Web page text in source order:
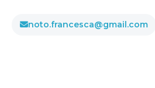
noto.francesca@gmail.com